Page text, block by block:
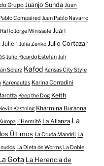
Grupo Juanjo Sunda Juan
Compaired Juan Pablo Navarro
Jorge Minissale Juan
Julien Julia Zenko Julio Cortazar
Julio Ricardo Estefan Juli
Solarz Kafod Kansas City Style
Karenautas Karina Corradini
Keep the Dog Keith
Kevin Kastning Kharmina Buranna
L'Hermité La Alianza La
Últimos La Cruda Mandril La
La Dieta de Worms La Doble
Gota La Herencia de